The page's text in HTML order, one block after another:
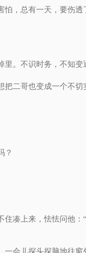
，总有一天，要伤透
。不识时务，不知变
二哥也变成一个不切
？
凑上来，怯怯问他：
会儿探头探脑地往